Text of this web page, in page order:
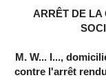
ARRÊT DE LA
M. W... I...,
contre l'arrêt